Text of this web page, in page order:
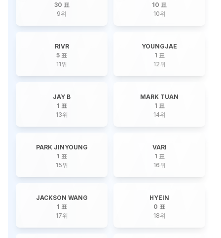
30 표
9위
10 표
10위
RIVR
5 표
11위
YOUNGJAE
1 표
12위
JAY B
1 표
13위
MARK TUAN
1 표
14위
PARK JINYOUNG
1 표
15위
VARI
1 표
16위
JACKSON WANG
1 표
17위
HYEIN
0 표
18위